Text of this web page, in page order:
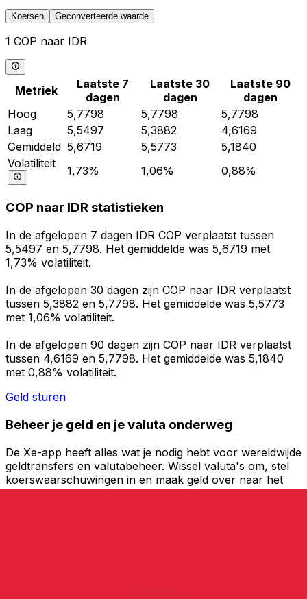
Koersen Geconverteerde waarde
1 COP naar IDR
Metriek
Laatste 7
dagen
Laatste 30
dagen
Laatste 90
dagen
Hoog
5,7798 5,7798
5,7798
Laag
5,5497 5,3882
4,6169
Gemiddeld 5,6719 5,5773
5,1840
Volatiliteit
1,73% 1,06% 0,88%
COP naar IDR statistieken
In de afgelopen 7 dagen IDR COP verplaatst tussen
5,5497 en 5,7798. Het gemiddelde was 5,6719 met
1,73% volatiliteit.
In de afgelopen 30 dagen zijn COP naar IDR verplaatst
tussen 5,3882 en 5,7798. Het gemiddelde was 5,5773
met 1,06% volatiliteit.
In de afgelopen 90 dagen zijn COP naar IDR verplaatst
tussen 4,6169 en 5,7798. Het gemiddelde was 5,1840
met 0,88% volatiliteit.
Geld sturen
Beheer je geld en je valuta onderweg
De Xe-app heeft alles wat je nodig hebt voor wereldwijde
geldtransfers en valutabeheer. Wissel valuta's om, stel
koerswaarschuwingen in en maak geld over naar het
buitenland zonder verborgen kosten. Download